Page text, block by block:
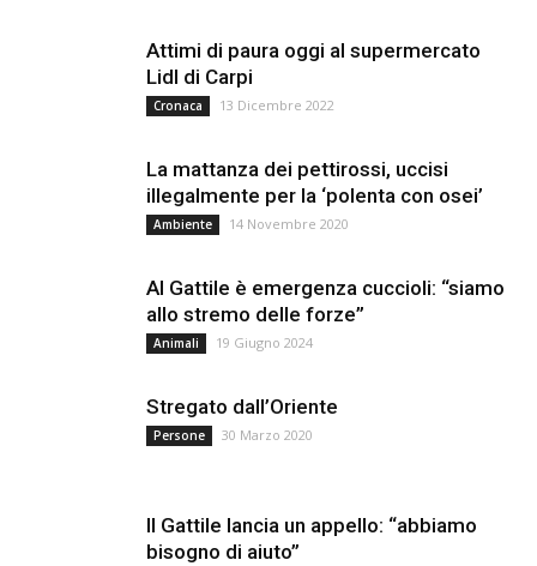
Attimi di paura oggi al supermercato
Lidl di Carpi
Cronaca 13 Dicembre 2022
La mattanza dei pettirossi, uccisi
illegalmente per la ‘polenta con osei’
Ambiente 14 Novembre 2020
Al Gattile è emergenza cuccioli: “siamo
allo stremo delle forze”
Animali 19 Giugno 2024
Stregato dall’Oriente
Persone 30 Marzo 2020
Il Gattile lancia un appello: “abbiamo
bisogno di aiuto”